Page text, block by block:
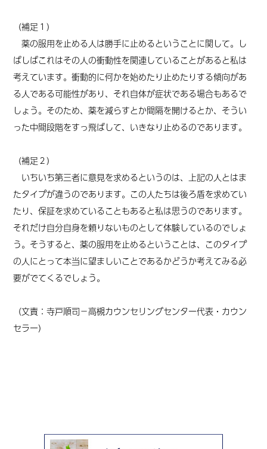
（補足１）
薬の服用を止める人は勝手に止めるということに関して。し
ばしばこれはその人の衝動性を関連していることがあると私は
考えています。衝動的に何かを始めたり止めたりする傾向があ
る人である可能性があり、それ自体が症状である場合もあるで
しょう。そのため、薬を減らすとか間隔を開けるとか、そうい
った中間段階をすっ飛ばして、いきなり止めるのであります。
（補足２）
いちいち第三者に意見を求めるというのは、上記の人とはま
たタイプが違うのであります。この人たちは後ろ盾を求めてい
たり、保証を求めていることもあると私は思うのであります。
それだけ自分自身を頼りないものとして体験しているのでしょ
う。そうすると、薬の服用を止めるということは、このタイプ
の人にとって本当に望ましいことであるかどうか考えてみる必
要がでてくるでしょう。
（文責：寺戸順司－高槻カウンセリングセンター代表・カウン
セラー）